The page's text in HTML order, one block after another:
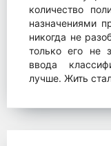
количество
назначениями
никогда не
только его не
ввода
лучше. Жить